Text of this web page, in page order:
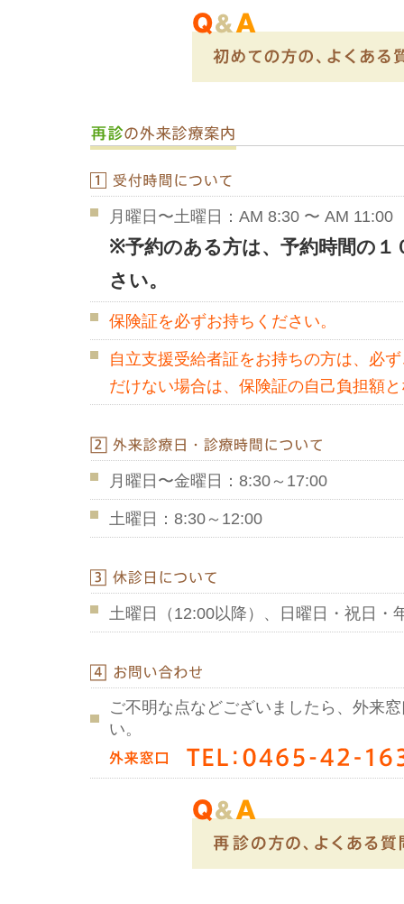
月曜日〜土曜日：AM 8:30 〜 AM 11:00
※予約のある方は、予約時間の１
さい。
保険証を必ずお持ちください。
自立支援受給者証をお持ちの方は、必
だけない場合は、保険証の自己負担額
月曜日〜金曜日：8:30～17:00
土曜日：8:30～12:00
土曜日（12:00以降）、日曜日・祝日・
ご不明な点などございましたら、外来
い。